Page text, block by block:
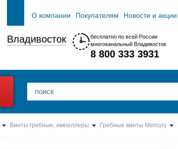
О компании Покупателям Новости и акции
Владивосток
бесплатно по всей России
многоканальный Владивосток
8 800 333 3931
Винты гребные, импеллеры Гребные винты Mercury